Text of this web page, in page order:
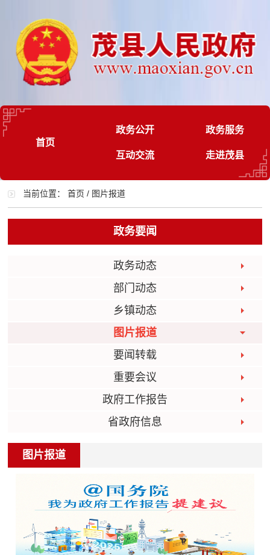
首页
政务公开 政务服务
互动交流 走进茂县
当前位置：首页 / 图片报道
政务要闻
政务动态
部门动态
乡镇动态
图片报道
要闻转载
重要会议
政府工作报告
省政府信息
图片报道